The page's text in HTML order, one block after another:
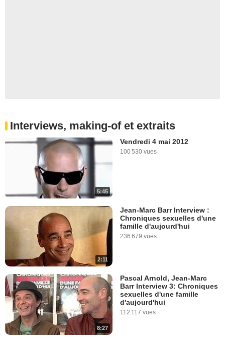
Interviews, making-of et extraits
5:45
Vendredi 4 mai 2012
100 530 vues
2:11
Jean-Marc Barr Interview :
Chroniques sexuelles d'une
famille d'aujourd'hui
236 679 vues
8:27
Pascal Arnold, Jean-Marc
Barr Interview 3: Chroniques
sexuelles d'une famille
d'aujourd'hui
112 117 vues